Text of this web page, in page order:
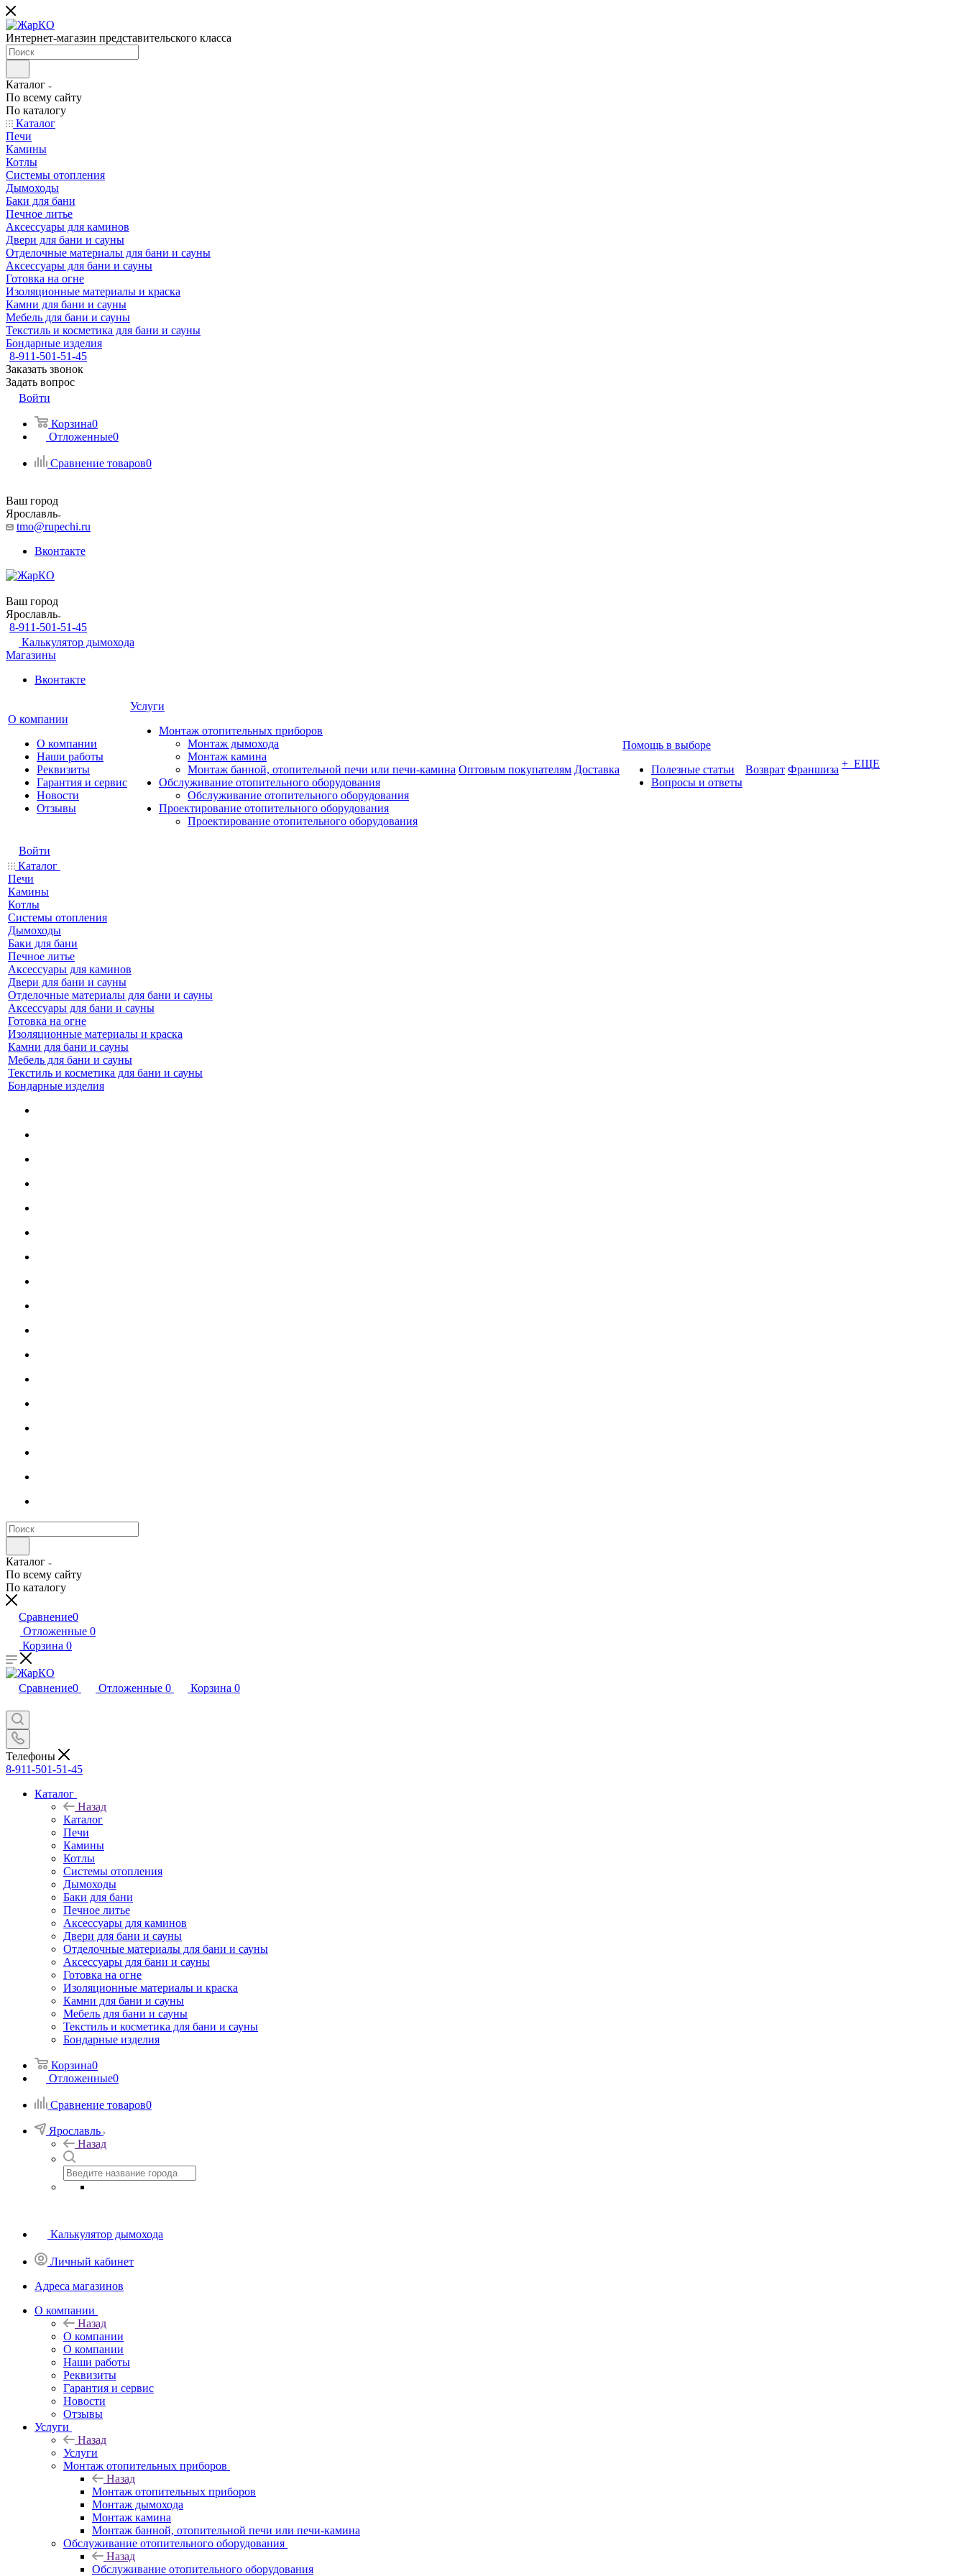
Интернет-магазин представительского класса
Каталог
По всему сайту
По каталогу
Каталог
Печи
Камины
Котлы
Системы отопления
Дымоходы
Баки для бани
Печное литье
Аксессуары для каминов
Двери для бани и сауны
Отделочные материалы для бани и сауны
Аксессуары для бани и сауны
Готовка на огне
Изоляционные материалы и краска
Камни для бани и сауны
Мебель для бани и сауны
Текстиль и косметика для бани и сауны
Бондарные изделия
8-911-501-51-45
Заказать звонок
Задать вопрос
Войти
Корзина0
Отложенные0
Сравнение товаров0
Ваш город
Ярославль
tmo@rupechi.ru
Вконтакте
Ваш город
Ярославль
8-911-501-51-45
Калькулятор дымохода
Магазины
Вконтакте
О компании
О компании
Наши работы
Реквизиты
Гарантия и сервис
Новости
Отзывы
Услуги
Монтаж отопительных приборов
Монтаж дымохода
Монтаж камина
Монтаж банной, отопительной печи или печи-камина
Обслуживание отопительного оборудования
Обслуживание отопительного оборудования
Проектирование отопительного оборудования
Проектирование отопительного оборудования
Оптовым покупателям Доставка
Помощь в выборе
Полезные статьи
Вопросы и ответы
Возврат Франшиза + ЕЩЕ
Войти
Каталог
Печи
Камины
Котлы
Системы отопления
Дымоходы
Баки для бани
Печное литье
Аксессуары для каминов
Двери для бани и сауны
Отделочные материалы для бани и сауны
Аксессуары для бани и сауны
Готовка на огне
Изоляционные материалы и краска
Камни для бани и сауны
Мебель для бани и сауны
Текстиль и косметика для бани и сауны
Бондарные изделия
Каталог
По всему сайту
По каталогу
Сравнение0
Отложенные 0
Корзина 0
Сравнение0 Отложенные 0 Корзина 0
Телефоны
8-911-501-51-45
Каталог
Назад
Каталог
Печи
Камины
Котлы
Системы отопления
Дымоходы
Баки для бани
Печное литье
Аксессуары для каминов
Двери для бани и сауны
Отделочные материалы для бани и сауны
Аксессуары для бани и сауны
Готовка на огне
Изоляционные материалы и краска
Камни для бани и сауны
Мебель для бани и сауны
Текстиль и косметика для бани и сауны
Бондарные изделия
Корзина0
Отложенные0
Сравнение товаров0
Ярославль
Назад
Калькулятор дымохода
Личный кабинет
Адреса магазинов
O компании
Назад
O компании
О компании
Наши работы
Реквизиты
Гарантия и сервис
Новости
Отзывы
Услуги
Назад
Услуги
Монтаж отопительных приборов
Назад
Монтаж отопительных приборов
Монтаж дымохода
Монтаж камина
Монтаж банной, отопительной печи или печи-камина
Обслуживание отопительного оборудования
Назад
Обслуживание отопительного оборудования